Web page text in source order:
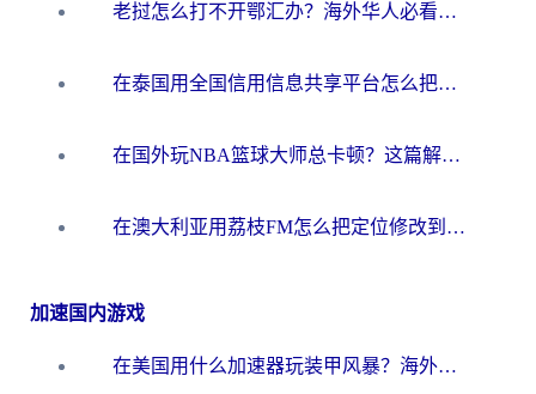
老挝怎么打不开鄂汇办？海外华人必看的回国加速全攻略（附欧洲杯小说流畅技巧）
在泰国用全国信用信息共享平台怎么把定位修改到中国国内？海外党解决国内服务访问难题的实用指南
在国外玩NBA篮球大师总卡顿？这篇解决你所有海外看国内内容的烦恼
在澳大利亚用荔枝FM怎么把定位修改到中国国内？海外华人必看的内容访问指南
加速国内游戏
在美国用什么加速器玩装甲风暴？海外玩家亲测有效的国服游戏加速指南